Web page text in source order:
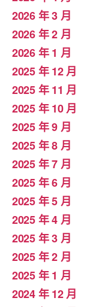
2026 年 3 月
2026 年 2 月
2026 年 1 月
2025 年 12 月
2025 年 11 月
2025 年 10 月
2025 年 9 月
2025 年 8 月
2025 年 7 月
2025 年 6 月
2025 年 5 月
2025 年 4 月
2025 年 3 月
2025 年 2 月
2025 年 1 月
2024 年 12 月